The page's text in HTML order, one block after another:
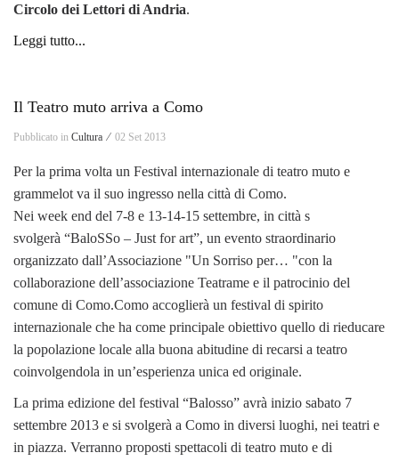
Circolo dei Lettori di Andria.
Leggi tutto...
Il Teatro muto arriva a Como
Pubblicato in Cultura ⁄ 02 Set 2013
Per la prima volta un Festival internazionale di teatro muto e
grammelot va il suo ingresso nella città di Como.
Nei week end del 7-8 e 13-14-15 settembre, in città s
svolgerà “BaloSSo – Just for art”, un evento straordinario
organizzato dall’Associazione "Un Sorriso per… "con la
collaborazione dell’associazione Teatrame e il patrocinio del
comune di Como.Como accoglierà un festival di spirito
internazionale che ha come principale obiettivo quello di rieducare
la popolazione locale alla buona abitudine di recarsi a teatro
coinvolgendola in un’esperienza unica ed originale.
La prima edizione del festival “Balosso” avrà inizio sabato 7
settembre 2013 e si svolgerà a Como in diversi luoghi, nei teatri e
in piazza. Verranno proposti spettacoli di teatro muto e di